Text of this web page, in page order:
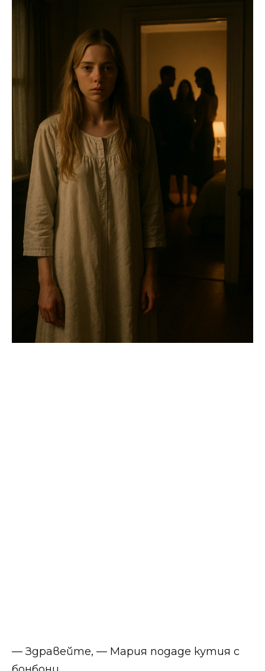
— Здравейте, — Мария подаде кутия с